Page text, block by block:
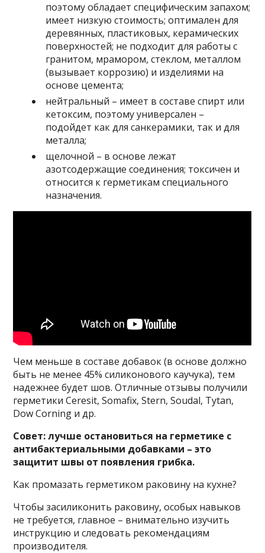
поэтому обладает специфическим запахом;
имеет низкую стоимость; оптимален для
деревянных, пластиковых, керамических
поверхностей; не подходит для работы с
гранитом, мрамором, стеклом, металлом
(вызывает коррозию) и изделиями на
основе цемента;
нейтральный – имеет в составе спирт или
кетоксим, поэтому универсален –
подойдет как для санкерамики, так и для
металла;
щелочной – в основе лежат
азотсодержащие соединения; токсичен и
относится к герметикам специального
назначения.
Чем меньше в составе добавок (в основе должно
быть не менее 45% силиконового каучука), тем
надежнее будет шов. Отличные отзывы получили
герметики Ceresit, Somafix, Stern, Soudal, Tytan,
Dow Corning и др.
Совет: лучше остановиться на герметике с
антибактериальными добавками – это
защитит швы от появления грибка.
Как промазать герметиком раковину на кухне?
Чтобы засиликонить раковину, особых навыков
не требуется, главное – внимательно изучить
инструкцию и следовать рекомендациям
производителя.